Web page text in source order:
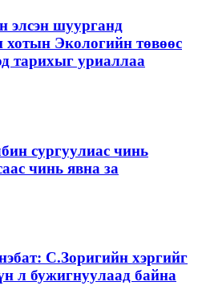
элсэн шуурганд
хотын Экологийн төвөөс
тарихыг уриаллаа
сургуулиас чинь
чинь явна за
С.Зоригийн хэргийг
л бужигнуулаад байна